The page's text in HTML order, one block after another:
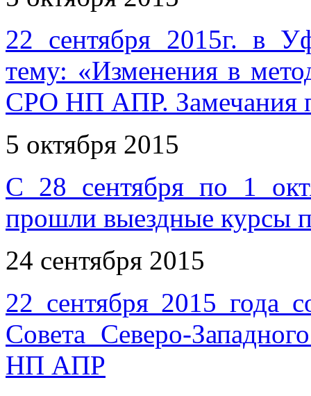
22 сентября 2015г. в
тему: «Изменения в
СРО НП АПР. Замечания
5 октября 2015
С 28 сентября по 1
прошли выездные курсы
24 сентября 2015
22 сентября 2015 года
Совета Северо-
НП АПР